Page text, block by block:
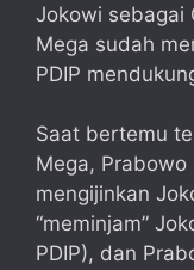
Jokowi sebagai
Mega sudah
PDIP
Saat bertemu
Mega,
mengijinkan
“meminjam”
PDIP), dan